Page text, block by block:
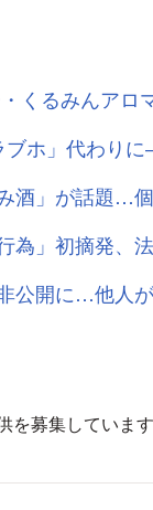
くるみんアロ
ブホ」代わり
酒」が話題…
為」初摘発、
公開に…他人
募集していま